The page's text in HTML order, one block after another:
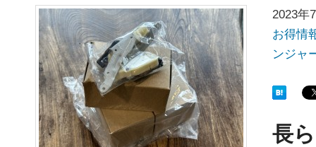
2023年
お得情
ンジャ
長